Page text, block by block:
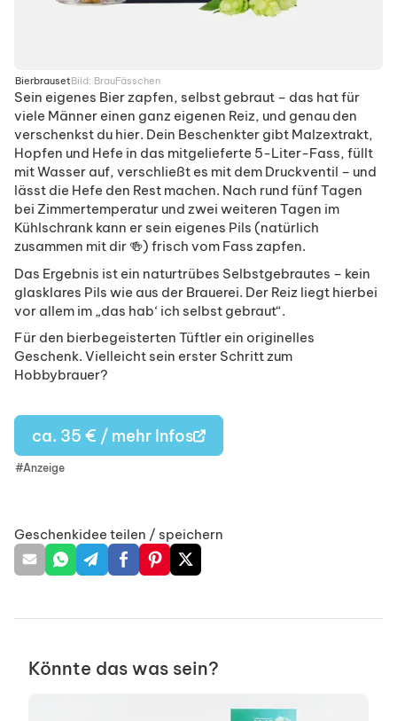
Sein eigenes Bier zapfen, selbst gebraut – das hat für
viele Männer einen ganz eigenen Reiz, und genau den
verschenkst du hier. Dein Beschenkter gibt Malzextrakt,
Hopfen und Hefe in das mitgelieferte 5-Liter-Fass, füllt
mit Wasser auf, verschließt es mit dem Druckventil – und
lässt die Hefe den Rest machen. Nach rund fünf Tagen
bei Zimmertemperatur und zwei weiteren Tagen im
Kühlschrank kann er sein eigenes Pils (natürlich
zusammen mit dir 🍻) frisch vom Fass zapfen.
Das Ergebnis ist ein naturtrübes Selbstgebrautes – kein
glasklares Pils wie aus der Brauerei. Der Reiz liegt hierbei
vor allem im „das hab‘ ich selbst gebraut“.
Für den bierbegeisterten Tüftler ein originelles
Geschenk. Vielleicht sein erster Schritt zum
Hobbybrauer?
ca. 35 € / mehr Infos
#Anzeige
Geschenkidee teilen / speichern
BierbrausetBild: BrauFässchen
Könnte das was sein?